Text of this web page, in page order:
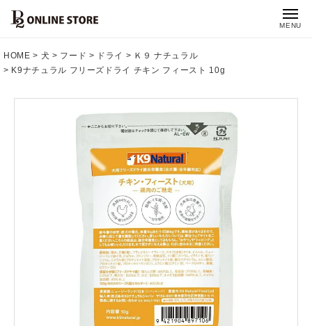
MENU
HOME 犬 フード ドライ
Ｋ９ ナチュラル
K9ナチュラル フリーズドライ チキン フィースト 10g